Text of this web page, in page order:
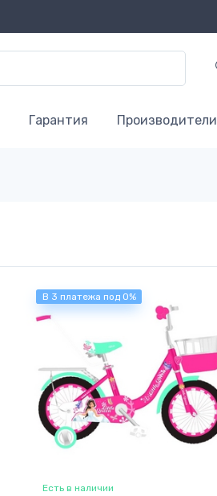
Гарантия Производители
В 3 платежа под 0%
Есть в наличии